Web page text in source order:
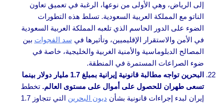
إلى الرياض، وهي الأولى من نوعها، الرغبة في تعميق تعاون
الناتو مع المملكة العربية السعودية. تسلط هذه التطورات
الضوء على الدور الحاسم الذي تلعبه المملكة العربية السعودية
في الأمن والاستقرار الإقليميين، وتأثيرها في سد الفجوات بين
المصالح الدبلوماسية والأمنية الغربية والخليجية، خاصة في
ضوء الصراعات المستمرة في المنطقة.
البحرين تواجه مطالبة قانونية إيرانية بمبلغ 1.7 مليار دولار بينما
تسعى طهران للحصول على أموال على مستوى العالم. تخطط
إيران لبدء إجراءات قانونية بشأن ديون البحرين
التي تتجاوز 1.7